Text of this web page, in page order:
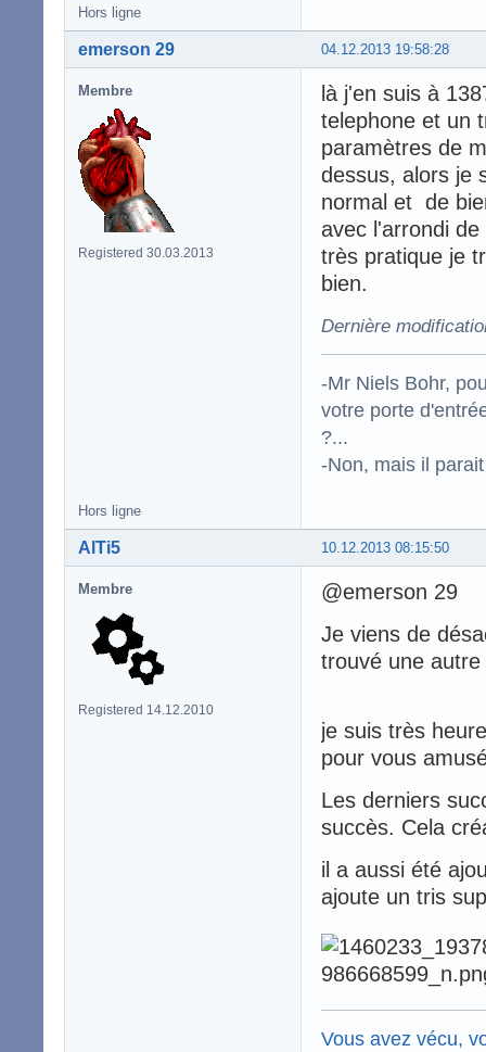
Hors ligne
04.12.2013 19:58:28
emerson 29
Membre
Registered 30.03.2013
là j'en suis à
telephone et un
paramètres de
dessus, alors je
normal et de
avec l'arrondi
très pratique je
bien.
Dernière
-Mr Niels Bohr,
votre porte
?...
-Non, mais il
Hors ligne
10.12.2013 08:15:50
AlTi5
Membre
Registered 14.12.2010
@emerson 29
Je viens de
trouvé une
je suis très
pour vous
Les derniers
succès. Cela
il a aussi été
ajoute un tris
Vous avez vécu,